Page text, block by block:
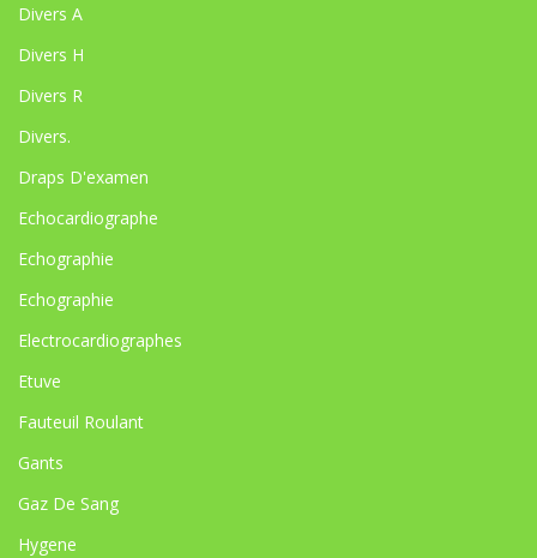
Divers A
Divers H
Divers R
Divers.
Draps D'examen
Echocardiographe
Echographie
Echographie
Electrocardiographes
Etuve
Fauteuil Roulant
Gants
Gaz De Sang
Hygene